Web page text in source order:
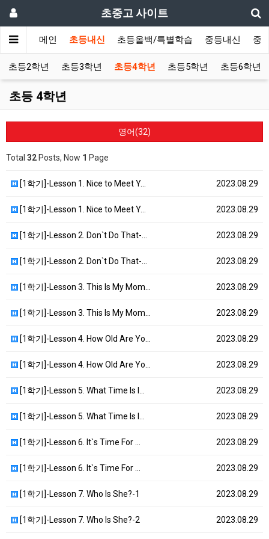
초중고 사이트
메인 초등내신 초등올백/특별학습 중등내신 중
초등2학년 초등3학년 초등4학년 초등5학년 초등6학년
초등 4학년
영어(32)
Total 32 Posts, Now 1 Page
2023.08.29
[1학기]-Lesson 1. Nice to Meet Y…
2023.08.29
[1학기]-Lesson 1. Nice to Meet Y…
2023.08.29
[1학기]-Lesson 2. Don`t Do That-…
2023.08.29
[1학기]-Lesson 2. Don`t Do That-…
2023.08.29
[1학기]-Lesson 3. This Is My Mom…
2023.08.29
[1학기]-Lesson 3. This Is My Mom…
2023.08.29
[1학기]-Lesson 4. How Old Are Yo…
2023.08.29
[1학기]-Lesson 4. How Old Are Yo…
2023.08.29
[1학기]-Lesson 5. What Time Is I…
2023.08.29
[1학기]-Lesson 5. What Time Is I…
2023.08.29
[1학기]-Lesson 6. It`s Time For …
2023.08.29
[1학기]-Lesson 6. It`s Time For …
2023.08.29
[1학기]-Lesson 7. Who Is She?-1
2023.08.29
[1학기]-Lesson 7. Who Is She?-2